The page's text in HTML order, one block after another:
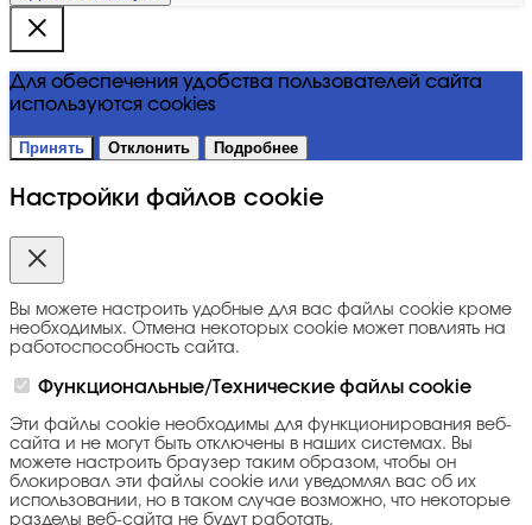
Для обеспечения удобства пользователей сайта
используются cookies
Принять Отклонить Подробнее
Настройки файлов cookie
Вы можете настроить удобные для вас файлы cookie кроме
необходимых. Отмена некоторых cookie может повлиять на
работоспособность сайта.
Функциональные/Технические файлы cookie
Эти файлы cookie необходимы для функционирования веб-
сайта и не могут быть отключены в наших системах. Вы
можете настроить браузер таким образом, чтобы он
блокировал эти файлы cookie или уведомлял вас об их
использовании, но в таком случае возможно, что некоторые
разделы веб-сайта не будут работать.